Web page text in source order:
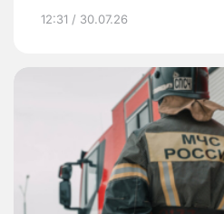
12:31 / 30.07.26